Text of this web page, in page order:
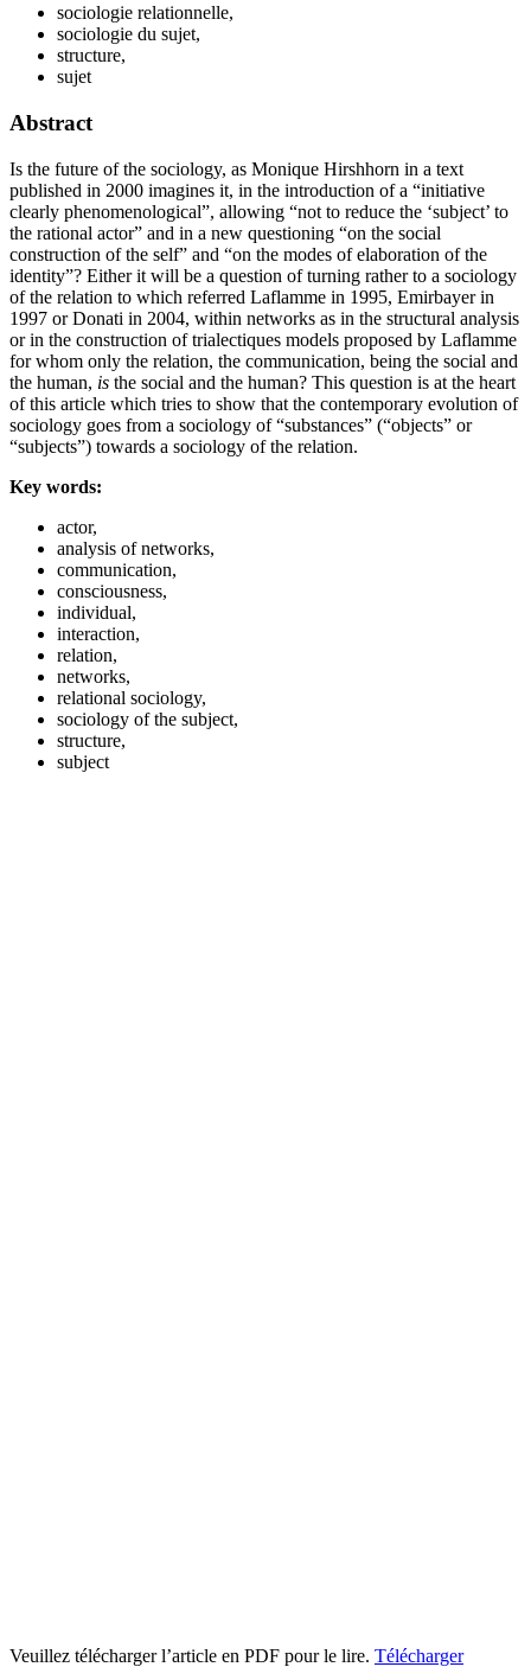
sociologie relationnelle,
sociologie du sujet,
structure,
sujet
Abstract
Is the future of the sociology, as Monique Hirshhorn in a text
published in 2000 imagines it, in the introduction of a “initiative
clearly phenomenological”, allowing “not to reduce the ‘subject’ to
the rational actor” and in a new questioning “on the social
construction of the self” and “on the modes of elaboration of the
identity”? Either it will be a question of turning rather to a sociology
of the relation to which referred Laflamme in 1995, Emirbayer in
1997 or Donati in 2004, within networks as in the structural analysis
or in the construction of trialectiques models proposed by Laflamme
for whom only the relation, the communication, being the social and
the human, is the social and the human? This question is at the heart
of this article which tries to show that the contemporary evolution of
sociology goes from a sociology of “substances” (“objects” or
“subjects”) towards a sociology of the relation.
Key words:
actor,
analysis of networks,
communication,
consciousness,
individual,
interaction,
relation,
networks,
relational sociology,
sociology of the subject,
structure,
subject
Veuillez télécharger l’article en PDF pour le lire. Télécharger